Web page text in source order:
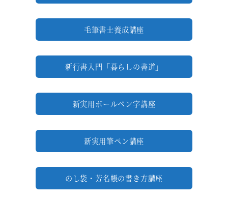
毛筆書士養成講座
新行書入門「暮らしの書道」
新実用ボールペン字講座
新実用筆ペン講座
のし袋・芳名帳の書き方講座